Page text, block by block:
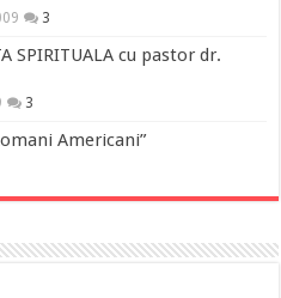
3
SPIRITUALA cu pastor dr.
3
Americani”